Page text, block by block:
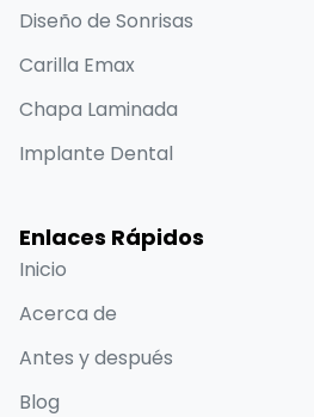
Diseño de Sonrisas
Carilla Emax
Chapa Laminada
Implante Dental
Enlaces Rápidos
Inicio
Acerca de
Antes y después
Blog